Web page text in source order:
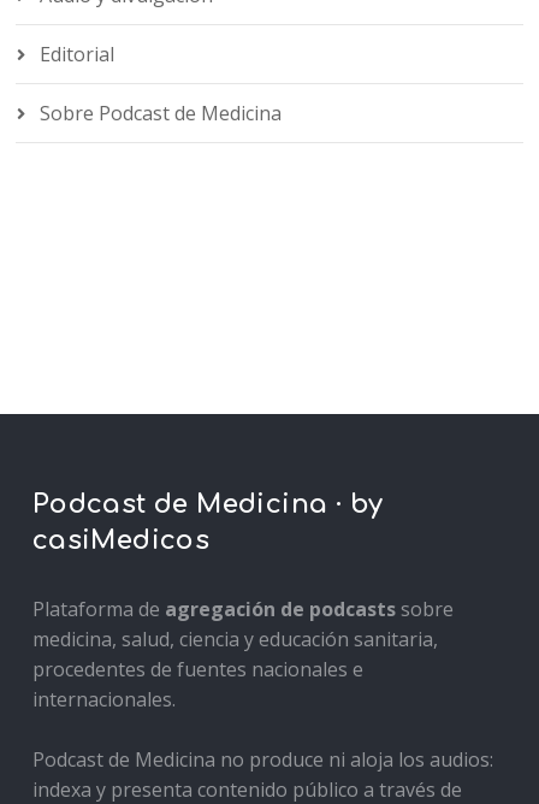
Editorial
Sobre Podcast de Medicina
Podcast de Medicina · by
casiMedicos
Plataforma de agregación de podcastssobre
medicina, salud, ciencia y educación sanitaria,
procedentes de fuentes nacionales e
internacionales.
Podcast de Medicina no produce ni aloja los audios:
indexa y presenta contenido público a través de